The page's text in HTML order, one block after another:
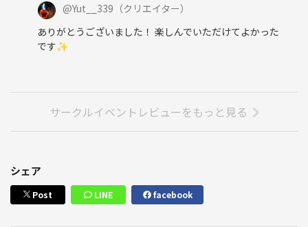
@Yut__339 （クリエイター）
ありがとうございました！ 楽しんでいただけてよかった
です✨
サークルイベントレビューをもっと見る
シェア
Post LINE facebook